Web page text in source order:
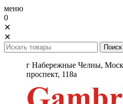
меню
0
✕
✕
г Набережные Челны,
проспект, 118а